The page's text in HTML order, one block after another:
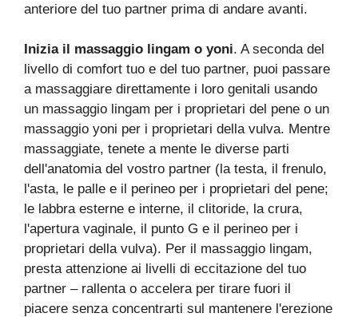
anteriore del tuo partner prima di andare avanti.
Inizia il massaggio lingam o yoni. A seconda del
livello di comfort tuo e del tuo partner, puoi passare
a massaggiare direttamente i loro genitali usando
un massaggio lingam per i proprietari del pene o un
massaggio yoni per i proprietari della vulva. Mentre
massaggiate, tenete a mente le diverse parti
dell'anatomia del vostro partner (la testa, il frenulo,
l'asta, le palle e il perineo per i proprietari del pene;
le labbra esterne e interne, il clitoride, la crura,
l'apertura vaginale, il punto G e il perineo per i
proprietari della vulva). Per il massaggio lingam,
presta attenzione ai livelli di eccitazione del tuo
partner – rallenta o accelera per tirare fuori il
piacere senza concentrarti sul mantenere l'erezione